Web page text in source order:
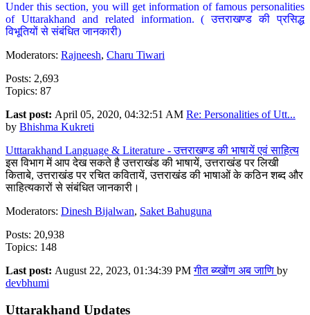
Under this section, you will get information of famous personalities
of Uttarakhand and related information. ( उत्तराखण्ड की प्रसिद्ध
विभूतियों से संबंधित जानकारी)
Moderators: Rajneesh, Charu Tiwari
Posts: 2,693
Topics: 87
Last post: April 05, 2020, 04:32:51 AM Re: Personalities of Utt...
by Bhishma Kukreti
Utttarakhand Language & Literature - उत्तराखण्ड की भाषायें एवं साहित्य
इस विभाग में आप देख सकते है उत्तराखंड की भाषायें, उत्तराखंड पर लिखी
किताबे, उत्तराखंड पर रचित कवितायें, उत्तराखंड की भाषाओं के कठिन शब्द और
साहित्यकारों से संबंधित जानकारी।
Moderators: Dinesh Bijalwan, Saket Bahuguna
Posts: 20,938
Topics: 148
Last post: August 22, 2023, 01:34:39 PMगीत ब्य्खोंण अब जाणि by
devbhumi
Uttarakhand Updates